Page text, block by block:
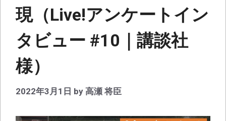
現（Live!アンケートイン
タビュー #10｜講談社
様）
2022年3月1日 by 高瀬 将臣